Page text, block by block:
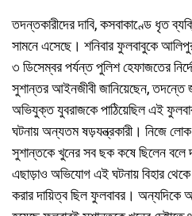
তদন্তকারীদের দাবি, কসবাকাণ্ডে ধৃত
সামনে এসেছে। শনিবার ফুলবাবুকে
৩ ডিসেম্বর পর্যন্ত পুলিশ হেফাজতের
সুশান্তর আইনজীবী জানিয়েছেন, তদন্তে
অভিযুক্ত যুবরাজকে পাঠিয়েছিল এই
ঘটনায় অন্যতম ষড়যন্ত্রকারী। নিজে
সুশান্তকে খুনের সব ছক কষে ছিলেন বলে
এছাড়াও অভিযোগ এই ঘটনায় বিহার
করার দায়িত্ব ছিল ফুলবাবর। অন্যদিকে